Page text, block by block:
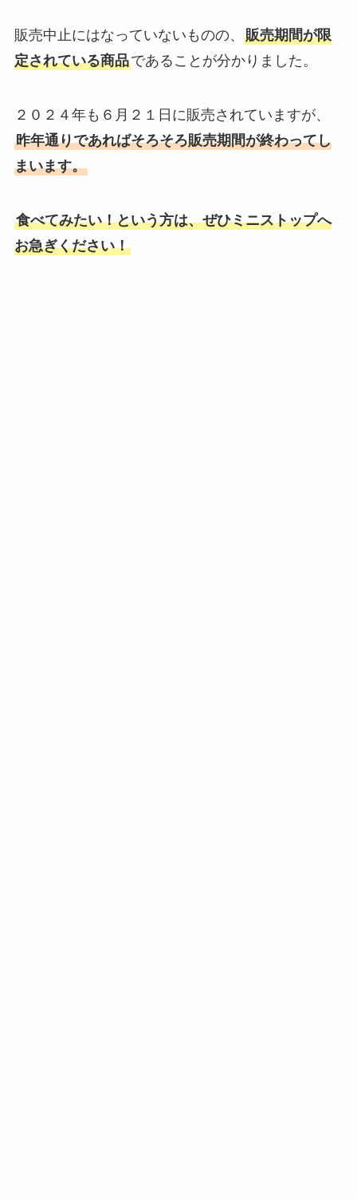
販売中止にはなっていないものの、 販売期間が限
定されている商品であることが分かりました。
２０２４年も６月２１日に販売されていますが、
昨年通りであればそろそろ販売期間が終わってし
まいます。
食べてみたい！という方は、ぜひミニストップへ
お急ぎください！